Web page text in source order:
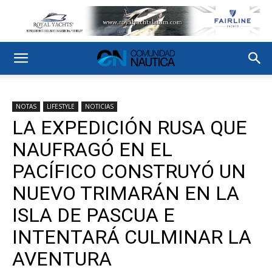
NOTAS LIFESTYLE NOTICIAS
LA EXPEDICIÓN RUSA QUE
NAUFRAGÓ EN EL
PACÍFICO CONSTRUYÓ UN
NUEVO TRIMARÁN EN LA
ISLA DE PASCUA E
INTENTARÁ CULMINAR LA
AVENTURA